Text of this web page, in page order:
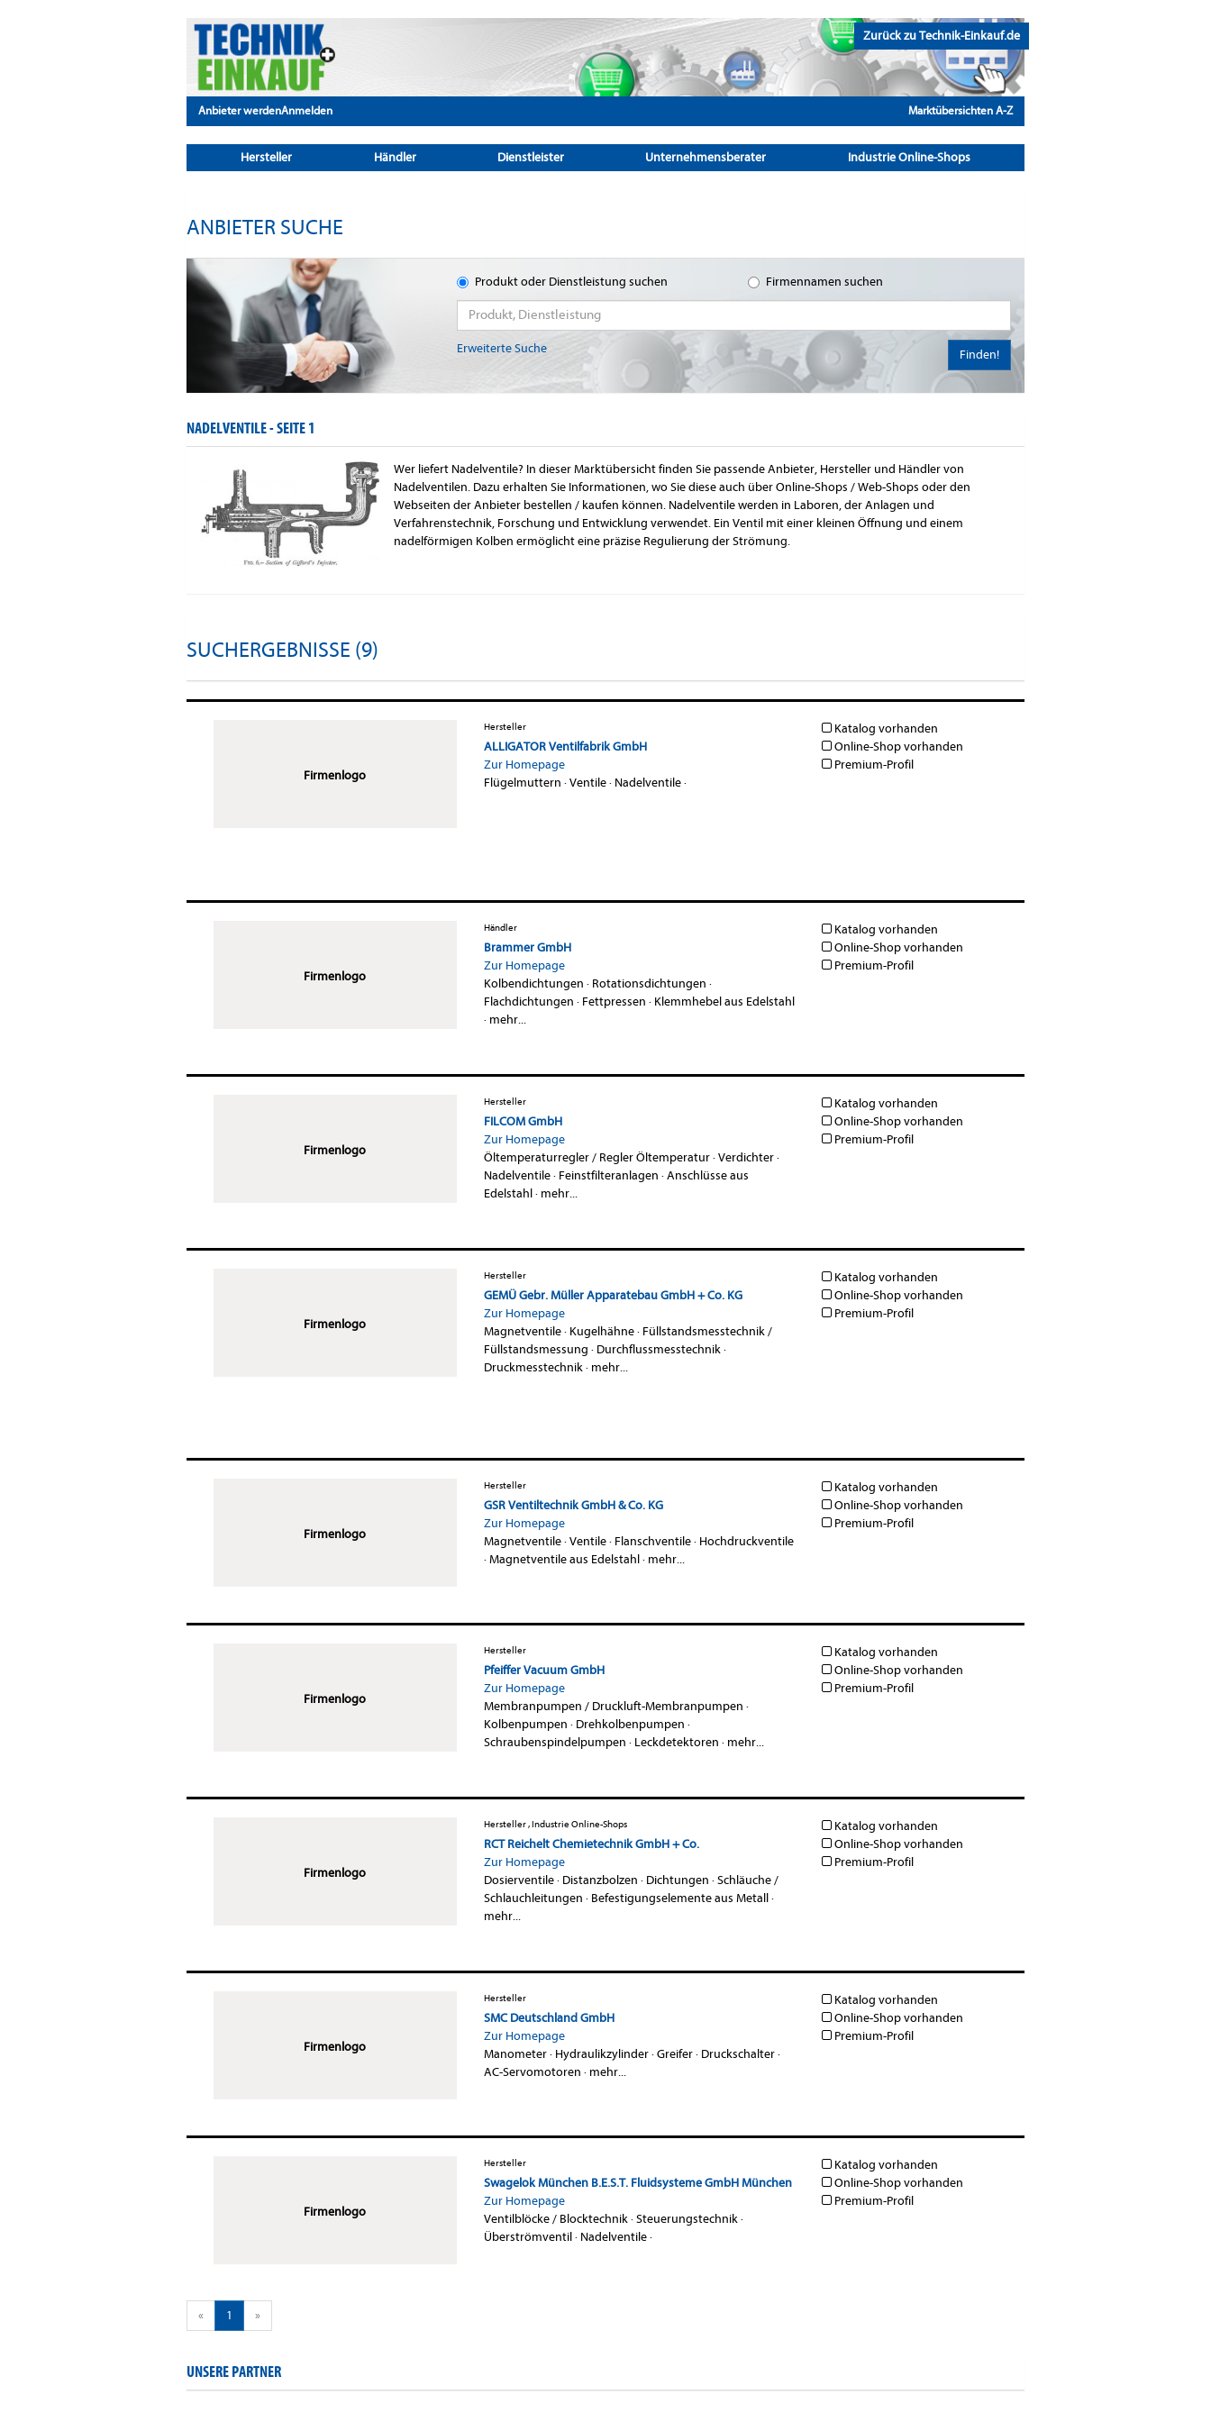
Zurück zu Technik-Einkauf.de
Anbieter werdenAnmelden Marktübersichten A-Z
Hersteller Händler Dienstleister Unternehmensberater Industrie Online-Shops
ANBIETER SUCHE
Produkt oder Dienstleistung suchen Firmennamen suchen
Erweiterte Suche Finden!
NADELVENTILE -SEITE 1
Wer liefert Nadelventile? In dieser Marktübersicht finden Sie passende Anbieter, Hersteller und Händler von
Nadelventilen. Dazu erhalten Sie Informationen, wo Sie diese auch über Online-Shops / Web-Shops oder den
Webseiten der Anbieter bestellen / kaufen können. Nadelventile werden in Laboren, der Anlagen und
Verfahrenstechnik, Forschung und Entwicklung verwendet. Ein Ventil mit einer kleinen Öffnung und einem
nadelförmigen Kolben ermöglicht eine präzise Regulierung der Strömung.
SUCHERGEBNISSE (9)
Firmenlogo
Hersteller
ALLIGATOR Ventilfabrik GmbH
Zur Homepage
Flügelmuttern ·Ventile· Nadelventile·
Katalog vorhanden
Online-Shop vorhanden
Premium-Profil
Firmenlogo
Händler
Brammer GmbH
Zur Homepage
Kolbendichtungen · Rotationsdichtungen ·
Flachdichtungen · Fettpressen · Klemmhebel aus Edelstahl
· mehr...
Katalog vorhanden
Online-Shop vorhanden
Premium-Profil
Firmenlogo
Hersteller
FILCOM GmbH
Zur Homepage
Öltemperaturregler / Regler Öltemperatur·Verdichter·
Nadelventile· Feinstfilteranlagen ·Anschlüsse aus
Edelstahl· mehr...
Katalog vorhanden
Online-Shop vorhanden
Premium-Profil
Firmenlogo
Hersteller
GEMÜ Gebr. Müller Apparatebau GmbH + Co. KG
Zur Homepage
Magnetventile· Kugelhähne· Füllstandsmesstechnik /
Füllstandsmessung · Durchflussmesstechnik·
Druckmesstechnik· mehr...
Katalog vorhanden
Online-Shop vorhanden
Premium-Profil
Firmenlogo
Hersteller
GSR Ventiltechnik GmbH & Co. KG
Zur Homepage
Magnetventile·Ventile· Flanschventile· Hochdruckventile
·Magnetventile aus Edelstahl· mehr...
Katalog vorhanden
Online-Shop vorhanden
Premium-Profil
Firmenlogo
Hersteller
Pfeiffer Vacuum GmbH
Zur Homepage
Membranpumpen / Druckluft-Membranpumpen ·
Kolbenpumpen · Drehkolbenpumpen ·
Schraubenspindelpumpen · Leckdetektoren · mehr...
Katalog vorhanden
Online-Shop vorhanden
Premium-Profil
Firmenlogo
Hersteller , Industrie Online-Shops
RCT Reichelt Chemietechnik GmbH + Co.
Zur Homepage
Dosierventile· Distanzbolzen · Dichtungen ·Schläuche /
Schlauchleitungen · Befestigungselemente aus Metall·
mehr...
Katalog vorhanden
Online-Shop vorhanden
Premium-Profil
Firmenlogo
Hersteller
SMC Deutschland GmbH
Zur Homepage
Manometer· Hydraulikzylinder·Greifer· Druckschalter·
AC-Servomotoren · mehr...
Katalog vorhanden
Online-Shop vorhanden
Premium-Profil
Firmenlogo
Hersteller
Swagelok München B.E.S.T. Fluidsysteme GmbH München
Zur Homepage
Ventilblöcke / Blocktechnik·Steuerungstechnik·
Überströmventil· Nadelventile·
Katalog vorhanden
Online-Shop vorhanden
Premium-Profil
« 1 »
UNSERE PARTNER